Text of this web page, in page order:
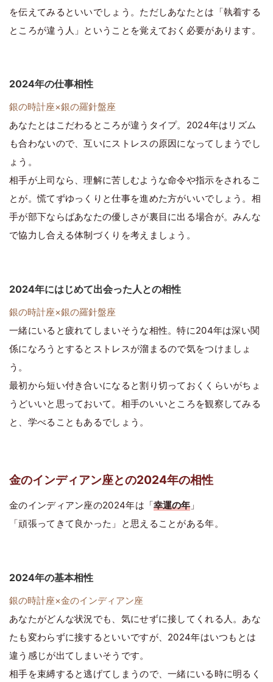
を伝えてみるといいでしょう。ただしあなたとは「執着する
ところが違う人」ということを覚えておく必要があります。
2024年の仕事相性
銀の時計座×銀の羅針盤座
あなたとはこだわるところが違うタイプ。2024年はリズム
も合わないので、互いにストレスの原因になってしまうでし
ょう。
相手が上司なら、理解に苦しむような命令や指示をされるこ
とが。慌てずゆっくりと仕事を進めた方がいいでしょう。相
手が部下ならばあなたの優しさが裏目に出る場合が。みんな
で協力し合える体制づくりを考えましょう。
2024年にはじめて出会った人との相性
銀の時計座×銀の羅針盤座
一緒にいると疲れてしまいそうな相性。特に204年は深い関
係になろうとするとストレスが溜まるので気をつけましょ
う。
最初から短い付き合いになると割り切っておくくらいがちょ
うどいいと思っておいて。相手のいいところを観察してみる
と、学べることもあるでしょう。
金のインディアン座との2024年の相性
金のインディアン座の2024年は「幸運の年 」
「頑張ってきて良かった」と思えることがある年。
2024年の基本相性
銀の時計座×金のインディアン座
あなたがどんな状況でも、気にせずに接してくれる人。あな
たも変わらずに接するといいですが、2024年はいつもとは
違う感じが出てしまいそうです。
相手を束縛すると逃げてしまうので、一緒にいる時に明るく